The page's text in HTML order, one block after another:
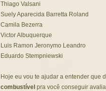
Thiago Valsani
Suely Aparecida Barretta Roland
Camila Bezerra
Victor Albuquerque
Luis Ramon Jeronymo Leandro
Eduardo Stempniewski
Hoje eu vou te ajudar a entender que
combustível pra você conseguir